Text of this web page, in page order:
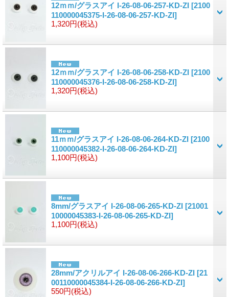
12ｍｍ/グラスアイ I-26-08-06-257-KD-ZI [2100
110000045375-I-26-08-06-257-KD-ZI]
1,320円(税込)
12ｍｍ/グラスアイ I-26-08-06-258-KD-ZI [2100
110000045376-I-26-08-06-258-KD-ZI]
1,320円(税込)
11ｍｍ/グラスアイ I-26-08-06-264-KD-ZI [2100
110000045382-I-26-08-06-264-KD-ZI]
1,100円(税込)
8mm/グラスアイ I-26-08-06-265-KD-ZI [21001
10000045383-I-26-08-06-265-KD-ZI]
1,100円(税込)
28mm/アクリルアイ I-26-08-06-266-KD-ZI [21
00110000045384-I-26-08-06-266-KD-ZI]
550円(税込)